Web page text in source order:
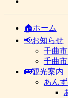
🏠ホーム
📢お知らせ
千曲市
千曲
🚌観光案内
あん